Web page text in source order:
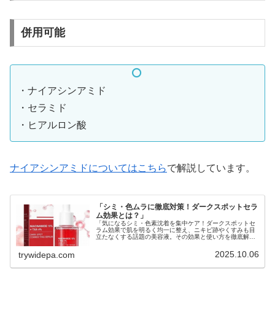
併用可能
・ナイアシンアミド
・セラミド
・ヒアルロン酸
ナイアシンアミドについてはこちらで解説しています。
「シミ・色ムラに徹底対策！ダークスポットセラ
ム効果とは？」
「気になるシミ・色素沈着を集中ケア！ダークスポットセ
ラム効果で肌を明るく均一に整え、ニキビ跡やくすみも目
立たなくする話題の美容液。その効果と使い方を徹底解
trywidepa.com 2025.10.06